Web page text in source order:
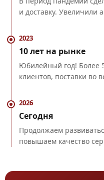
и доставку.
2023
10 лет на рынке
Юбилейный год! Более
клиентов, поставки во
2026
Сегодня
Продолжаем
повышаем качество